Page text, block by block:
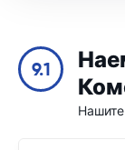
9.1